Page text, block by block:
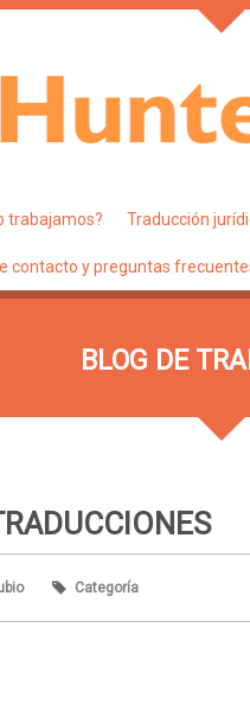
trabajamos? Traducción
contacto y preguntas
BLOG DE
Categoría